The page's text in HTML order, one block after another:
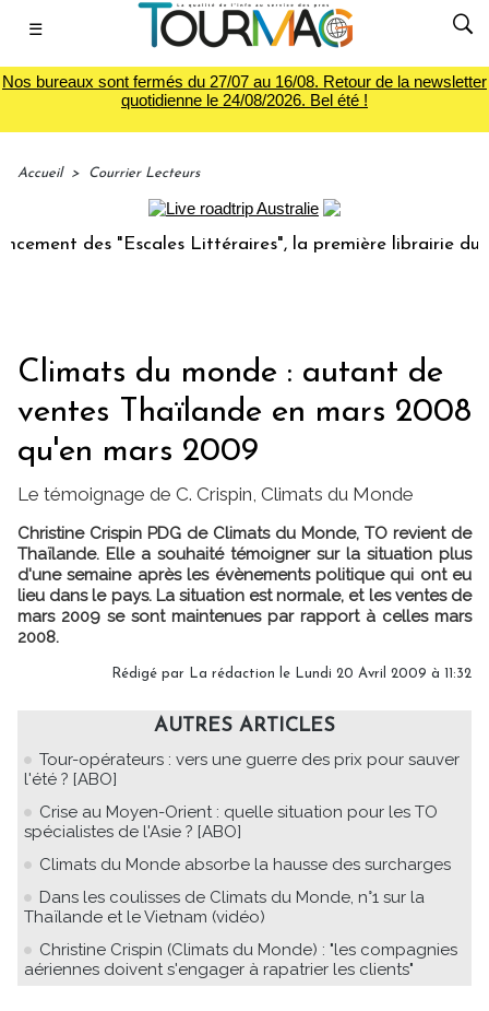
☰
Nos bureaux sont fermés du 27/07 au 16/08. Retour de la newsletter
quotidienne le 24/08/2026. Bel été !
Accueil > Courrier Lecteurs
des "Escales Littéraires", la première librairie du
Climats du monde : autant de
ventes Thaïlande en mars 2008
qu'en mars 2009
Le témoignage de C. Crispin, Climats du Monde
Christine Crispin PDG de Climats du Monde, TO revient de
Thaïlande. Elle a souhaité témoigner sur la situation plus
d'une semaine après les évènements politique qui ont eu
lieu dans le pays. La situation est normale, et les ventes de
mars 2009 se sont maintenues par rapport à celles mars
2008.
Rédigé par La rédaction le Lundi 20 Avril 2009 à 11:32
AUTRES ARTICLES
Tour-opérateurs : vers une guerre des prix pour sauver
l'été ? [ABO]
Crise au Moyen-Orient : quelle situation pour les TO
spécialistes de l'Asie ? [ABO]
Climats du Monde absorbe la hausse des surcharges
Dans les coulisses de Climats du Monde, n°1 sur la
Thaïlande et le Vietnam (vidéo)
Christine Crispin (Climats du Monde) : "les compagnies
aériennes doivent s'engager à rapatrier les clients"